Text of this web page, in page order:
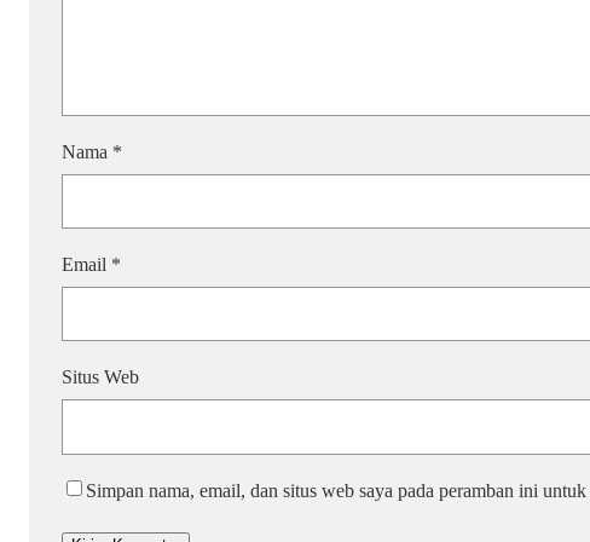
Nama *
Email *
Situs Web
Simpan nama, email, dan situs web saya pada peramban ini